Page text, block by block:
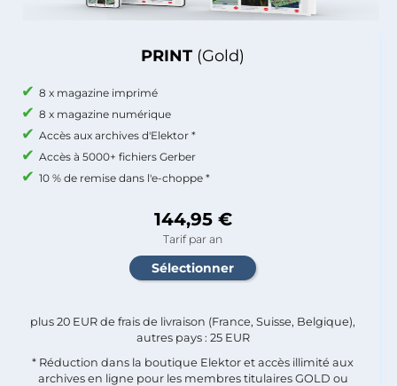
PRINT (Gold)
8 x magazine imprimé
8 x magazine numérique
Accès aux archives d'Elektor *
Accès à 5000+ fichiers Gerber
10 % de remise dans l'e-choppe *
144,95 €
Tarif par an
plus 20 EUR de frais de livraison (France, Suisse, Belgique),
autres pays : 25 EUR
* Réduction dans la boutique Elektor et accès illimité aux
archives en ligne pour les membres titulaires GOLD ou